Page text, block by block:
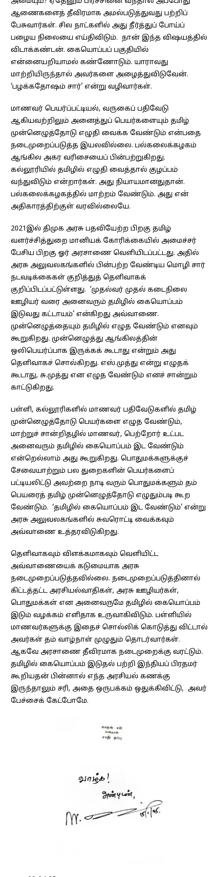
ஆணைகளைத் தீவிரமாக அமல்படுத்துவது பற்றிப்
பேசுவார்கள். சில நாட்களில் அது நீர்த்துப் போய்ப்
பழைய நிலையை எய்திவிடும். நான் இந்த விஷயத்தில்
விடாக்கண்டன். கையொப்பப் பகுதியில்
என்னையறியாமல் கண்ணோடும். யாராவது
மாற்றியிருந்தால் அவர்களை அழைத்துவிடுவேன்.
‘பழக்கதோஷம் சார்’ என்று வழிவார்கள்.
மாணவர் பெயர்ப்பட்டியல், வருகைப் பதிவேடு
ஆகியவற்றிலும் அனைத்துப் பெயர்களையும் தமிழ்
முன்னெழுத்தோடு எழுதி வைக்க வேண்டும் என்பதை
நடைமுறைப்படுத்த இயலவில்லை. பல்கலைக்கழகம்
ஆங்கில அகர வரிசையைப் பின்பற்றுகிறது.
கல்லூரியில் தமிழில் எழுதி வைத்தால் குழப்பம்
வந்துவிடும் என்றார்கள். அது நியாயமானதுதான்.
பல்கலைக்கழகத்தில் மாற்றம் வேண்டும். அது என்
அதிகாரத்திற்குள் வரவில்லையே.
2021இல் திமுக அரசு பதவியேற்ற பிறகு தமிழ்
வளர்ச்சித்துறை மானியக் கோரிக்கையில் அமைச்சர்
பேசிய பிறகு ஓர் அரசாணை வெளியிடப்பட்டது. அதில்
அரசு அலுவலகங்களில் பின்பற்ற வேண்டிய மொழி சார்
நடவடிக்கைகள் குறித்துத் தெளிவாகக்
குறிப்பிடப்பட்டுள்ளது. ‘முதல்வர் முதல் கடைநிலை
ஊழியர் வரை அனைவரும் தமிழில் கையொப்பம்
இடுவது கட்டாயம்’ என்கிறது அவ்வாணை.
முன்னெழுத்தையும் தமிழில் எழுத வேண்டும் எனவும்
கூறுகிறது. முன்னெழுத்து ஆங்கிலத்தின்
ஒலிபெயர்ப்பாக இருக்கக் கூடாது என்றும் அது
தெளிவாகச் சொல்கிறது. எஸ்.முத்து என்று எழுதக்
கூடாது, சு.முத்து என எழுத வேண்டும் எனச் சான்றும்
காட்டுகிறது.
பள்ளி, கல்லூரிகளில் மாணவர் பதிவேடுகளில் தமிழ்
முன்னெழுத்தோடு பெயர்களை எழுத வேண்டும்,
மாற்றுச் சான்றிதழில் மாணவர், பெற்றோர் உட்பட
அனைவரும் தமிழில் கையொப்பம் இட வேண்டும்
என்றெல்லாம் அது கூறுகிறது. பொதுமக்களுக்குச்
சேவையாற்றும் பல துறைகளின் பெயர்களைப்
பட்டியலிட்டு அவற்றை நாடி வரும் பொதுமக்களும் தம்
பெயரைத் தமிழ் முன்னெழுத்தோடு எழுதும்படி கூற
வேண்டும். ‘தமிழில் கையொப்பம் இட வேண்டும்’ என்று
அரசு அலுவலகங்களில் சுவரொட்டி வைக்கவும்
அவ்வாணை உத்தரவிடுகிறது.
தெளிவாகவும் விளக்கமாகவும் வெளியிட்ட
அவ்வாணையைக் கடுமையாக அரசு
நடைமுறைப்படுத்தவில்லை. நடைமுறைப்படுத்தினால்
கிட்டத்தட்ட அரசியல்வாதிகள், அரசு ஊழியர்கள்,
பொதுமக்கள் என அனைவருமே தமிழில் கையொப்பம்
இடும் வழக்கம் எளிதாக உருவாகிவிடும். பள்ளியில்
மாணவர்களுக்கு இதைச் சொல்லிக் கொடுத்து விட்டால்
அவர்கள் தம் வாழ்நாள் முழுதும் தொடர்வார்கள்.
ஆகவே அரசாணை தீவிரமாக நடைமுறைக்கு வரட்டும்.
தமிழில் கையொப்பம் இடுதல் பற்றி இந்தியப் பிரதமர்
கூறியதன் பின்னால் எந்த அரசியல் கணக்கு
இருந்தாலும் சரி, அதை ஒருபக்கம் ஒதுக்கிவிட்டு, அவர்
பேச்சைக் கேட்போமே.